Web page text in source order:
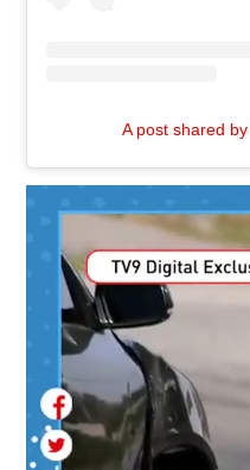
A post shared